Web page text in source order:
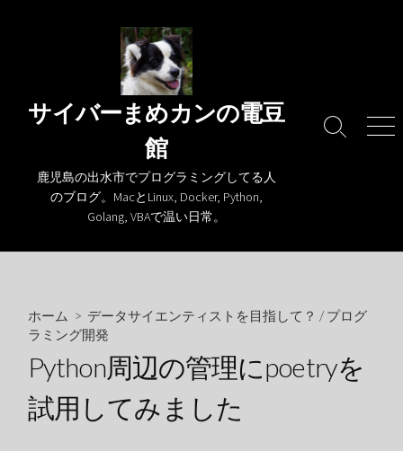
サイバーまめカンの電豆
館
鹿児島の出水市でプログラミングしてる人
のブログ。MacとLinux, Docker, Python,
Golang, VBAで温い日常。
検
メ
ホーム > データサイエンティストを目指して？ /プログ
ラミング開発
Python周辺の管理にpoetryを
試用してみました